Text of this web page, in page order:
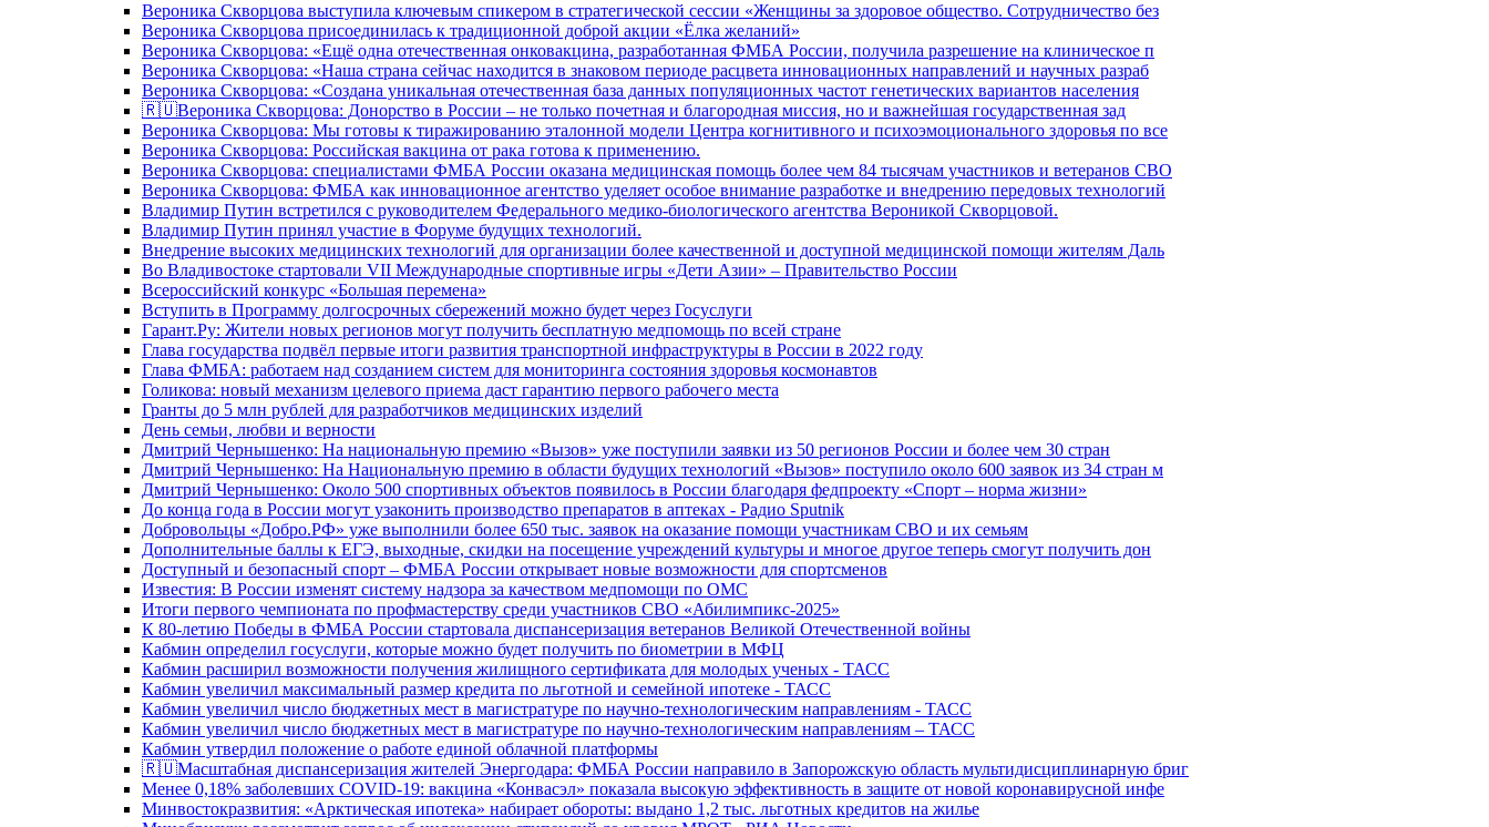
Вероника Скворцова выступила ключевым спикером в стратегической сессии «Женщины за здоровое общество. Сотрудничество без
Вероника Скворцова присоединилась к традиционной доброй акции «Ёлка желаний»
Вероника Скворцова: «Ещё одна отечественная онковакцина, разработанная ФМБА России, получила разрешение на клиническое п
Вероника Скворцова: «Наша страна сейчас находится в знаковом периоде расцвета инновационных направлений и научных разраб
Вероника Скворцова: «Создана уникальная отечественная база данных популяционных частот генетических вариантов населения
🇷🇺Вероника Скворцова: Донорство в России – не только почетная и благородная миссия, но и важнейшая государственная зад
Вероника Скворцова: Мы готовы к тиражированию эталонной модели Центра когнитивного и психоэмоционального здоровья по все
Вероника Скворцова: Российская вакцина от рака готова к применению.
Вероника Скворцова: специалистами ФМБА России оказана медицинская помощь более чем 84 тысячам участников и ветеранов СВО
Вероника Скворцова: ФМБА как инновационное агентство уделяет особое внимание разработке и внедрению передовых технологий
Владимир Путин встретился с руководителем Федерального медико-биологического агентства Вероникой Скворцовой.
Владимир Путин принял участие в Форуме будущих технологий.
Внедрение высоких медицинских технологий для организации более качественной и доступной медицинской помощи жителям Даль
Во Владивостоке стартовали VII Международные спортивные игры «Дети Азии» – Правительство России
Всероссийский конкурс «Большая перемена»
Вступить в Программу долгосрочных сбережений можно будет через Госуслуги
Гарант.Ру: Жители новых регионов могут получить бесплатную медпомощь по всей стране
Глава государства подвёл первые итоги развития транспортной инфраструктуры в России в 2022 году
Глава ФМБА: работаем над созданием систем для мониторинга состояния здоровья космонавтов
Голикова: новый механизм целевого приема даст гарантию первого рабочего места
Гранты до 5 млн рублей для разработчиков медицинских изделий
День семьи, любви и верности
Дмитрий Чернышенко: На национальную премию «Вызов» уже поступили заявки из 50 регионов России и более чем 30 стран
Дмитрий Чернышенко: На Национальную премию в области будущих технологий «Вызов» поступило около 600 заявок из 34 стран м
Дмитрий Чернышенко: Около 500 спортивных объектов появилось в России благодаря федпроекту «Спорт – норма жизни»
До конца года в России могут узаконить производство препаратов в аптеках - Радио Sputnik
Добровольцы «Добро.РФ» уже выполнили более 650 тыс. заявок на оказание помощи участникам СВО и их семьям
Дополнительные баллы к ЕГЭ, выходные, скидки на посещение учреждений культуры и многое другое теперь смогут получить дон
Доступный и безопасный спорт – ФМБА России открывает новые возможности для спортсменов
Известия: В России изменят систему надзора за качеством медпомощи по ОМС
Итоги первого чемпионата по профмастерству среди участников СВО «Абилимпикс-2025»
К 80-летию Победы в ФМБА России стартовала диспансеризация ветеранов Великой Отечественной войны
Кабмин определил госуслуги, которые можно будет получить по биометрии в МФЦ
Кабмин расширил возможности получения жилищного сертификата для молодых ученых - ТАСС
Кабмин увеличил максимальный размер кредита по льготной и семейной ипотеке - ТАСС
Кабмин увеличил число бюджетных мест в магистратуре по научно-технологическим направлениям - ТАСС
Кабмин увеличил число бюджетных мест в магистратуре по научно-технологическим направлениям – ТАСС
Кабмин утвердил положение о работе единой облачной платформы
🇷🇺Масштабная диспансеризация жителей Энергодара: ФМБА России направило в Запорожскую область мультидисциплинарную бриг
Менее 0,18% заболевших COVID-19: вакцина «Конвасэл» показала высокую эффективность в защите от новой коронавирусной инфе
Минвостокразвития: «Арктическая ипотека» набирает обороты: выдано 1,2 тыс. льготных кредитов на жилье